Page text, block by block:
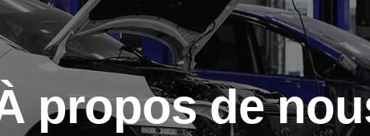
propos de